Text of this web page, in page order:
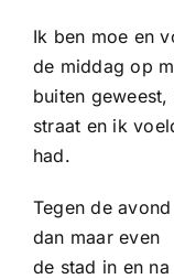
Ik ben moe en
de middag op
buiten
straat en ik
had.
Tegen de avond
dan maar even
de stad in en na